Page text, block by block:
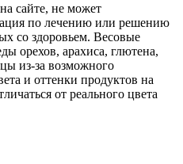
сайте, не может
по лечению или решению
со здоровьем. Весовые
орехов, арахиса, глютена,
из-за возможного
и оттенки продуктов на
от реального цвета